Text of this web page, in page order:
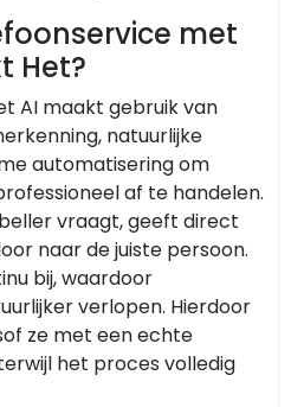
met
Het?
AI maakt gebruik van
natuurlijke
automatisering om
af te handelen.
vraagt, geeft direct
naar de juiste persoon.
bij, waardoor
verlopen. Hierdoor
ze met een echte
het proces volledig